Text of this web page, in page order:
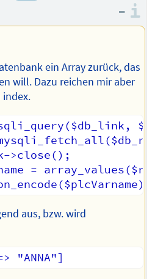
–
ein Array zurück, das
will. Dazu reichen mir aber
index.
aus, bzw. wird